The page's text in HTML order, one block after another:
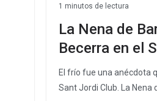
1 minutos de lectura
La Nena de
Becerra en el
El frío fue una anécdota
Sant Jordi Club. La Nena